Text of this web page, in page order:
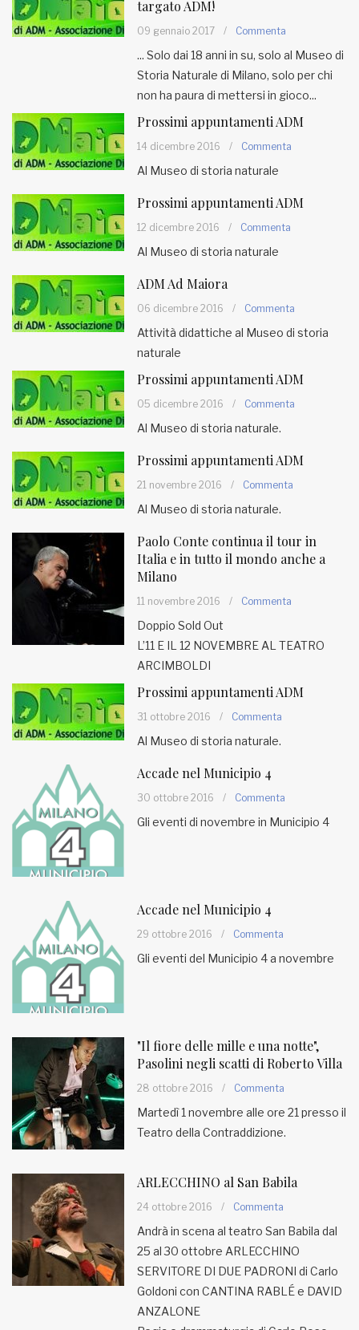
targato ADM!
09 gennaio 2017 / Commenta
... Solo dai 18 anni in su, solo al Museo di
Storia Naturale di Milano, solo per chi
non ha paura di mettersi in gioco...
Prossimi appuntamenti ADM
14 dicembre 2016 / Commenta
Al Museo di storia naturale
Prossimi appuntamenti ADM
12 dicembre 2016 / Commenta
Al Museo di storia naturale
ADM Ad Maiora
06 dicembre 2016 / Commenta
Attività didattiche al Museo di storia
naturale
Prossimi appuntamenti ADM
05 dicembre 2016 / Commenta
Al Museo di storia naturale.
Prossimi appuntamenti ADM
21 novembre 2016 / Commenta
Al Museo di storia naturale.
Paolo Conte continua il tour in
Italia e in tutto il mondo anche a
Milano
11 novembre 2016 / Commenta
Doppio Sold Out
L’11 E IL 12 NOVEMBRE AL TEATRO
ARCIMBOLDI
Prossimi appuntamenti ADM
31 ottobre 2016 / Commenta
Al Museo di storia naturale.
Accade nel Municipio 4
30 ottobre 2016 / Commenta
Gli eventi di novembre in Municipio 4
Accade nel Municipio 4
29 ottobre 2016 / Commenta
Gli eventi del Municipio 4 a novembre
"Il fiore delle mille e una notte",
Pasolini negli scatti di Roberto Villa
28 ottobre 2016 / Commenta
Martedì 1 novembre alle ore 21 presso il
Teatro della Contraddizione.
ARLECCHINO al San Babila
24 ottobre 2016 / Commenta
Andrà in scena al teatro San Babila dal
25 al 30 ottobre ARLECCHINO
SERVITORE DI DUE PADRONI di Carlo
Goldoni con CANTINA RABLÉ e DAVID
ANZALONE